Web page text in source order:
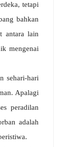
tetapi
bahkan
antara lain
mengenai
sehari-hari
Apalagi
peradilan
adalah